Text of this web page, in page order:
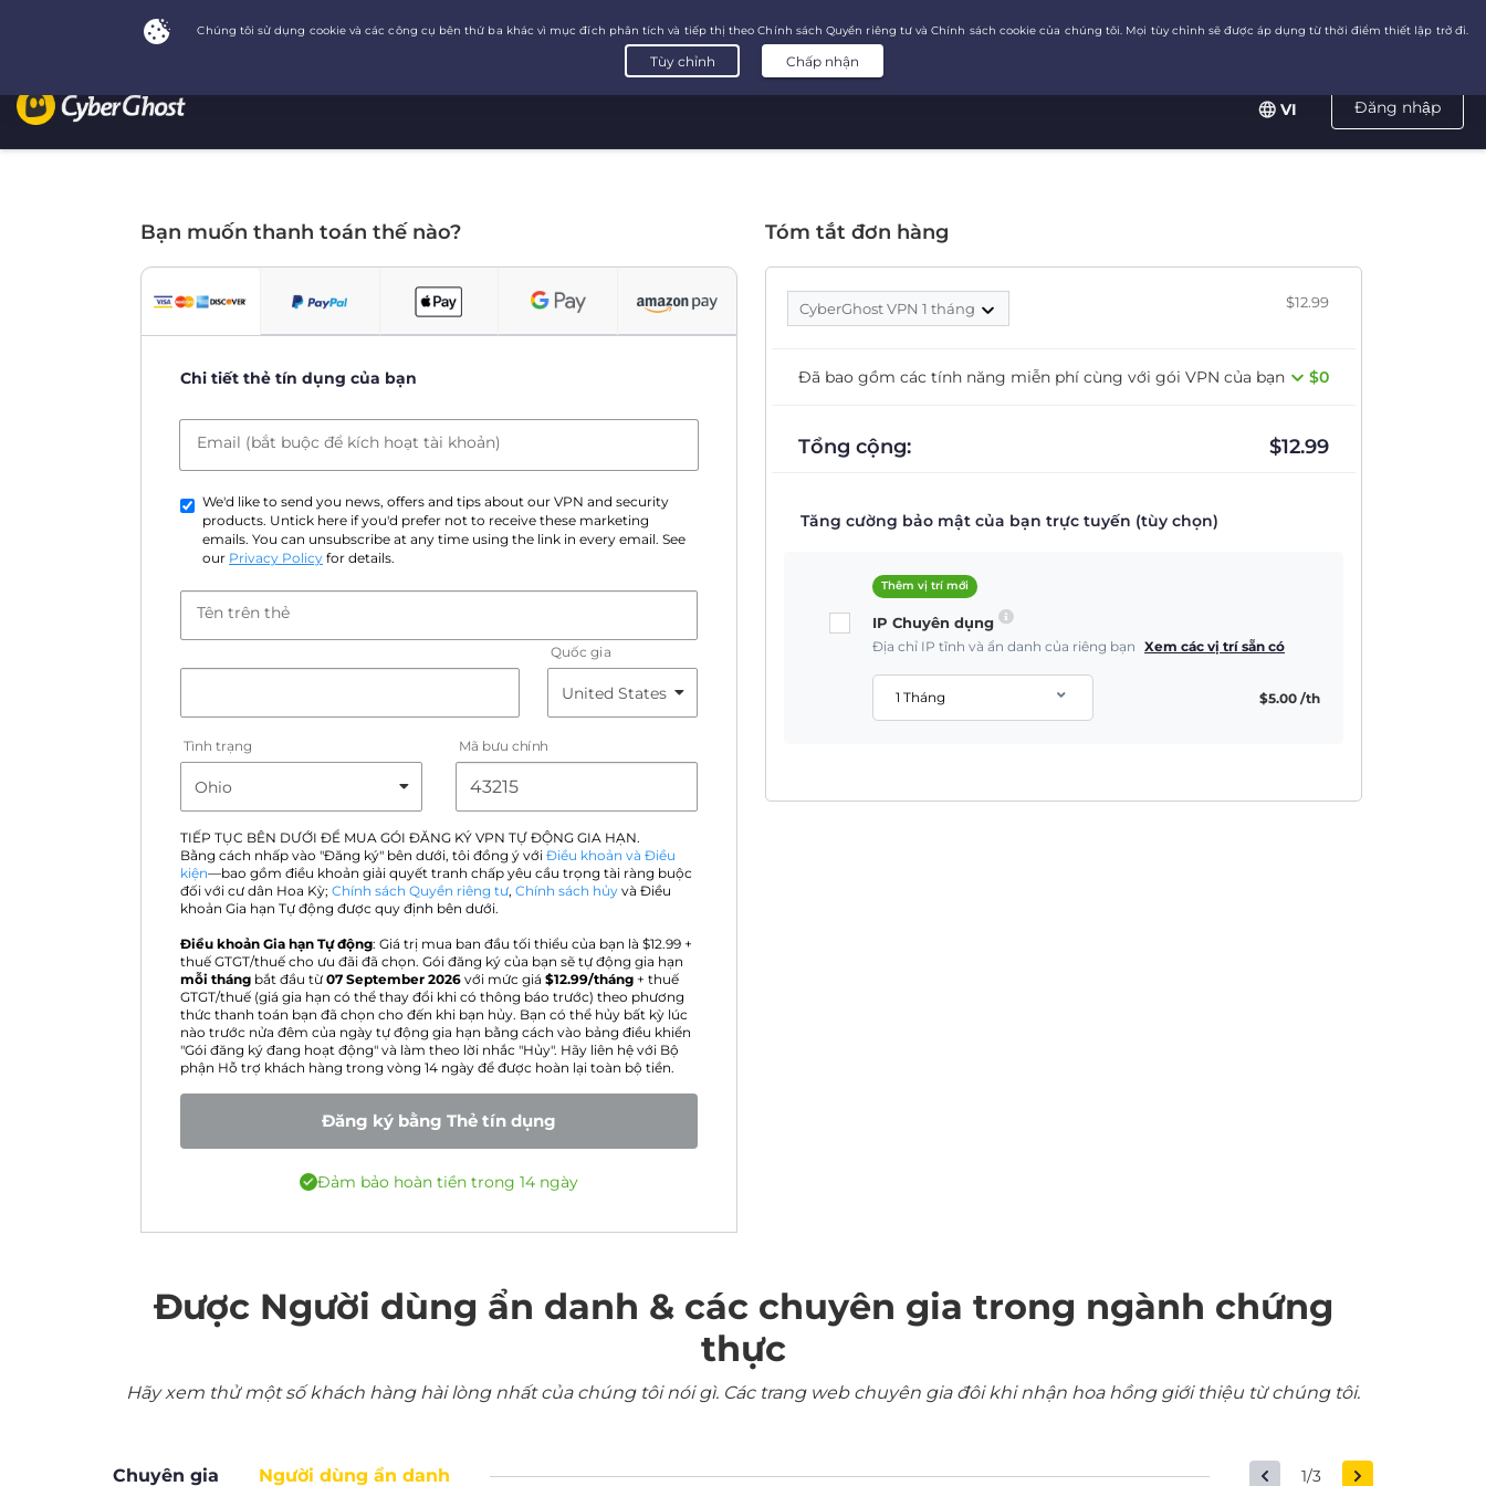
Đăng nhập
VI
Bạn muốn thanh toán thế nào?
Chi tiết thẻ tín dụng của bạn
Email (bắt buộc để kích hoạt tài khoản)
We'd like to send you news, offers and tips about our VPN and security
products. Untick here if you'd prefer not to receive these marketing
emails. You can unsubscribe at any time using the link in every email. See
our Privacy Policy for details.
Tên trên thẻ
Quốc gia
Tình trạng Mã bưu chính
TIẾP TỤC BÊN DƯỚI ĐỂ MUA GÓI ĐĂNG KÝ VPN TỰ ĐỘNG GIA HẠN.
Bằng cách nhấp vào "Đăng ký" bên dưới, tôi đồng ý với Điều khoản và Điều
kiện—bao gồm điều khoản giải quyết tranh chấp yêu cầu trọng tài ràng buộc
đối với cư dân Hoa Kỳ; Chính sách Quyền riêng tư, Chính sách hủy và Điều
khoản Gia hạn Tự động được quy định bên dưới.
Điều khoản Gia hạn Tự động: Giá trị mua ban đầu tối thiểu của bạn là $12.99 +
thuế GTGT/thuế cho ưu đãi đã chọn. Gói đăng ký của bạn sẽ tự động gia hạn
mỗi tháng bắt đầu từ 07 September 2026 với mức giá $12.99/tháng + thuế
GTGT/thuế (giá gia hạn có thể thay đổi khi có thông báo trước) theo phương
thức thanh toán bạn đã chọn cho đến khi bạn hủy. Bạn có thể hủy bất kỳ lúc
nào trước nửa đêm của ngày tự động gia hạn bằng cách vào bảng điều khiển
"Gói đăng ký đang hoạt động" và làm theo lời nhắc "Hủy". Hãy liên hệ với Bộ
phận Hỗ trợ khách hàng trong vòng 14 ngày để được hoàn lại toàn bộ tiền.
Đăng ký bằng Thẻ tín dụng
Đảm bảo hoàn tiền trong 14 ngày
Tóm tắt đơn hàng
CyberGhost VPN 1 tháng $12.99
Đã bao gồm các tính năng miễn phí cùng với gói VPN của bạn $0
Tổng cộng: $12.99
Tăng cường bảo mật của bạn trực tuyến (tùy chọn)
Thêm vị trí mới
IP Chuyên dụng
Địa chỉ IP tĩnh và ẩn danh của riêng bạn Xem các vị trí sẵn có
1 Tháng $5.00 /th
Được Người dùng ẩn danh & các chuyên gia trong ngành chứng
thực
Hãy xem thử một số khách hàng hài lòng nhất của chúng tôi nói gì. Các trang web chuyên gia đôi khi nhận hoa hồng giới thiệu từ chúng tôi.
Chuyên gia Người dùng ẩn danh 1/3